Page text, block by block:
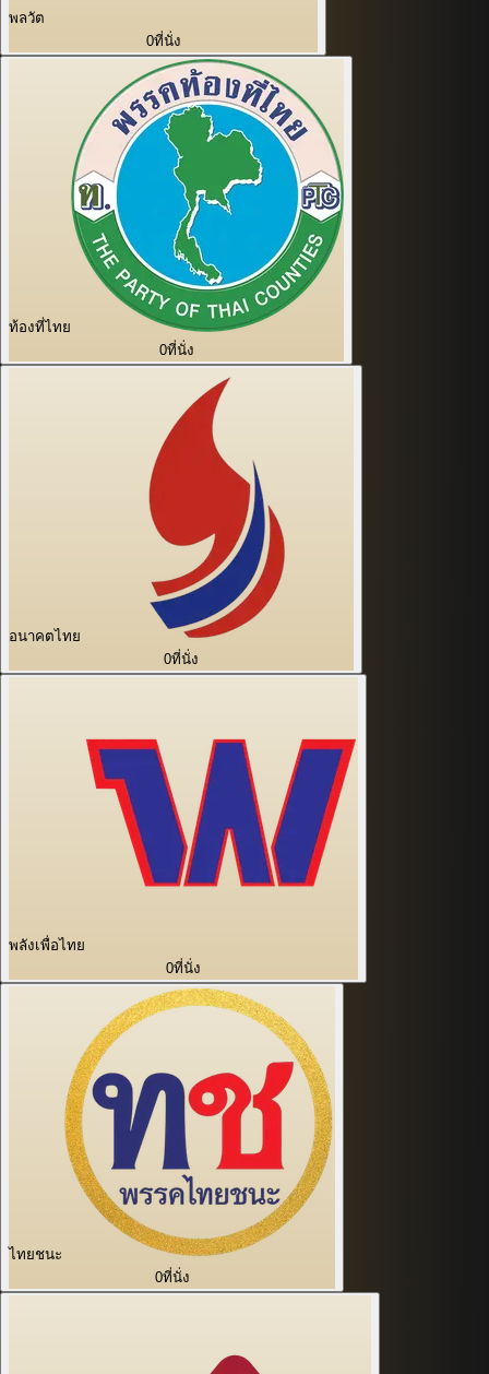
พลวัต
0ที่นั่ง
ท้องที่ไทย
0ที่นั่ง
อนาคตไทย
0ที่นั่ง
พลังเพื่อไทย
0ที่นั่ง
ไทยชนะ
0ที่นั่ง